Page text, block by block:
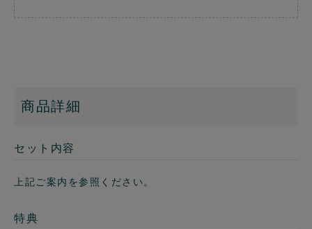
商品詳細
セット内容
上記ご案内を参照ください。
特典